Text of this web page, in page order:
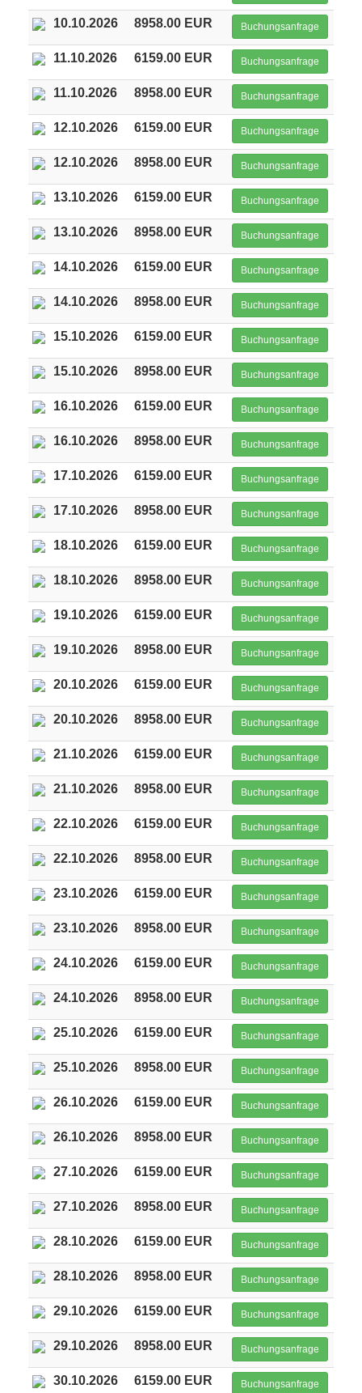
10.10.2026 8958.00 EUR Buchungsanfrage
11.10.2026 6159.00 EUR Buchungsanfrage
11.10.2026 8958.00 EUR Buchungsanfrage
12.10.2026 6159.00 EUR Buchungsanfrage
12.10.2026 8958.00 EUR Buchungsanfrage
13.10.2026 6159.00 EUR Buchungsanfrage
13.10.2026 8958.00 EUR Buchungsanfrage
14.10.2026 6159.00 EUR Buchungsanfrage
14.10.2026 8958.00 EUR Buchungsanfrage
15.10.2026 6159.00 EUR Buchungsanfrage
15.10.2026 8958.00 EUR Buchungsanfrage
16.10.2026 6159.00 EUR Buchungsanfrage
16.10.2026 8958.00 EUR Buchungsanfrage
17.10.2026 6159.00 EUR Buchungsanfrage
17.10.2026 8958.00 EUR Buchungsanfrage
18.10.2026 6159.00 EUR Buchungsanfrage
18.10.2026 8958.00 EUR Buchungsanfrage
19.10.2026 6159.00 EUR Buchungsanfrage
19.10.2026 8958.00 EUR Buchungsanfrage
20.10.2026 6159.00 EUR Buchungsanfrage
20.10.2026 8958.00 EUR Buchungsanfrage
21.10.2026 6159.00 EUR Buchungsanfrage
21.10.2026 8958.00 EUR Buchungsanfrage
22.10.2026 6159.00 EUR Buchungsanfrage
22.10.2026 8958.00 EUR Buchungsanfrage
23.10.2026 6159.00 EUR Buchungsanfrage
23.10.2026 8958.00 EUR Buchungsanfrage
24.10.2026 6159.00 EUR Buchungsanfrage
24.10.2026 8958.00 EUR Buchungsanfrage
25.10.2026 6159.00 EUR Buchungsanfrage
25.10.2026 8958.00 EUR Buchungsanfrage
26.10.2026 6159.00 EUR Buchungsanfrage
26.10.2026 8958.00 EUR Buchungsanfrage
27.10.2026 6159.00 EUR Buchungsanfrage
27.10.2026 8958.00 EUR Buchungsanfrage
28.10.2026 6159.00 EUR Buchungsanfrage
28.10.2026 8958.00 EUR Buchungsanfrage
29.10.2026 6159.00 EUR Buchungsanfrage
29.10.2026 8958.00 EUR Buchungsanfrage
30.10.2026 6159.00 EUR Buchungsanfrage